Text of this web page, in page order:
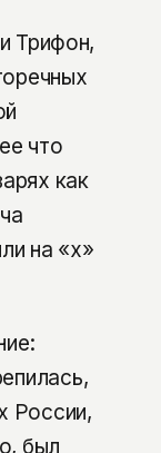
Трифон,
что
как
на «х»
России,
был